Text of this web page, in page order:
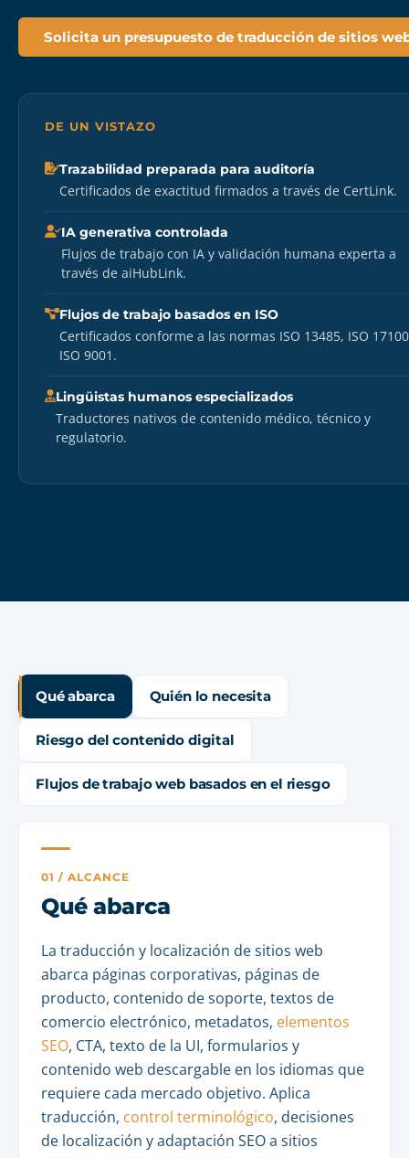
Solicita un presupuesto de traducción de sitios
DE UN VISTAZO
Trazabilidad preparada para auditoría
Certificados de exactitud firmados a través de CertLink.
IA generativa controlada
Flujos de trabajo con IA y validación humana experta a
través de aiHubLink.
Flujos de trabajo basados en ISO
Certificados conforme a las normas ISO 13485, ISO
ISO 9001.
Lingüistas humanos especializados
Traductores nativos de contenido médico, técnico y
regulatorio.
Qué abarca Quién lo necesita
Riesgo del contenido digital
Flujos de trabajo web basados en el riesgo
01 / ALCANCE
Qué abarca
La traducción y localización de sitios web
abarca páginas corporativas, páginas de
producto, contenido de soporte, textos de
comercio electrónico, metadatos, elementos
SEO, CTA, texto de la UI, formularios y
contenido web descargable en los idiomas que
requiere cada mercado objetivo. Aplica
traducción, control terminológico, decisiones
de localización y adaptación SEO a sitios